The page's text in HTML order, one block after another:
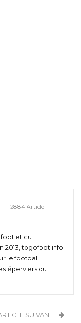
2884 Article
1
foot et du
2013, togofoot.info
le football
éperviers du
SUIVANT